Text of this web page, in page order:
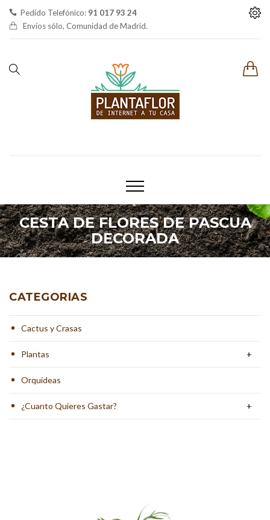
Pedido Telefónico: 91 017 93 24
Envíos sólo, Comunidad de Madrid.
CESTA DE FLORES DE PASCUA
DECORADA
CATEGORIAS
Cactus y Crasas
Plantas +
Orquideas
¿Cuanto Quieres Gastar? +